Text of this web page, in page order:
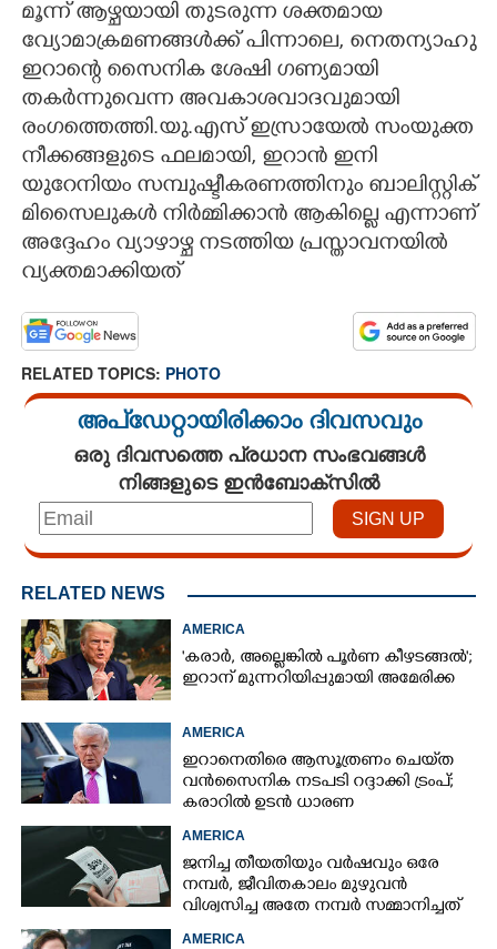
CARTOONS
LITERATURE
ZOOM
CONTACT US
മൂന്ന് ആഴ്ചയായി തുടരുന്ന ശക്തമായ
വ്യോമാക്രമണങ്ങൾക്ക് പിന്നാലെ, നെതന്യാഹു
ഇറാന്റെ സൈനിക ശേഷി ഗണ്യമായി
തകർന്നുവെന്ന അവകാശവാദവുമായി
രംഗത്തെത്തി.യു.എസ് ഇസ്രായേൽ സംയുക്ത
നീക്കങ്ങളുടെ ഫലമായി, ഇറാൻ ഇനി
യുറേനിയം സമ്പുഷ്ടീകരണത്തിനും ബാലിസ്റ്റിക്
മിസൈലുകൾ നിർമ്മിക്കാൻ ആകില്ലെ എന്നാണ്
അദ്ദേഹം വ്യാഴാഴ്ച നടത്തിയ പ്രസ്താവനയിൽ
വ്യക്തമാക്കിയത്
RELATED TOPICS: PHOTO
അപ്ഡേറ്റായിരിക്കാം ദിവസവും
ഒരു ദിവസത്തെ പ്രധാന സംഭവങ്ങൾ
നിങ്ങളുടെ ഇൻബോക്സിൽ
RELATED NEWS
AMERICA
'കരാർ, അല്ലെങ്കിൽ പൂർണ കീഴടങ്ങൽ';
ഇറാന് മുന്നറിയിപ്പുമായി അമേരിക്ക
AMERICA
ഇറാനെതിരെ ആസൂത്രണം ചെയ്‌ത
വൻസൈനിക നടപടി റദ്ദാക്കി ട്രംപ്;
കരാറിൽ ഉടൻ ധാരണ
AMERICA
ജനിച്ച തീയതിയും വർഷവും ഒരേ
നമ്പർ, ജീവിതകാലം മുഴുവൻ
വിശ്വസിച്ച അതേ നമ്പർ സമ്മാനിച്ചത്
കോടികളുടെ ഭാഗ്യം
AMERICA